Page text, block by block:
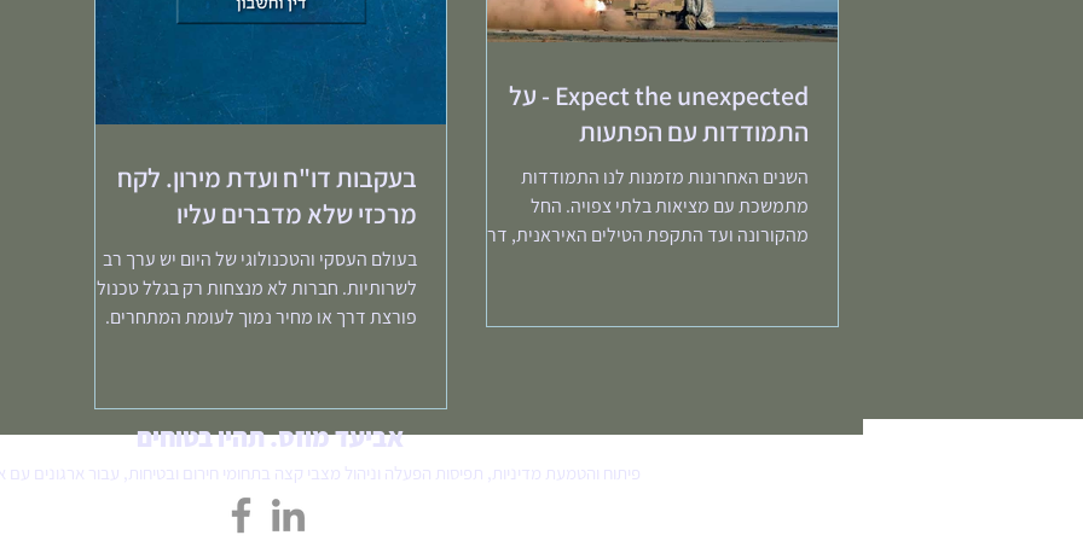
Expect the unexpected - על
התמודדות עם הפתעות
השנים האחרונות מזמנות לנו התמודדות
מתמשכת עם מציאות בלתי צפויה. החל
מהקורונה ועד התקפת הטילים האיראנית, דרך
בעקבות דו"ח ועדת מירון. לקח
מרכזי שלא מדברים עליו
בעולם העסקי והטכנולוגי של היום יש ערך רב
לשרותיות. חברות לא מנצחות רק בגלל טכנולוגיה
פורצת דרך או מחיר נמוך לעומת המתחרים.
אביעד מוזס. תהיו בטוחים
פיתוח והטמעת מדיניות, תפיסות הפעלה וניהול מצבי קצה בתחומי חירום ובטיחות, עבור ארגונים עם